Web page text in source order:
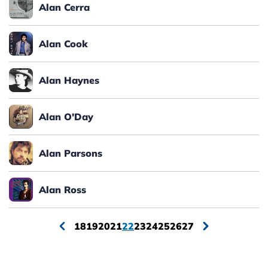
Alan Cerra
Alan Cook
Alan Haynes
Alan O'Day
Alan Parsons
Alan Ross
18192021222324252627